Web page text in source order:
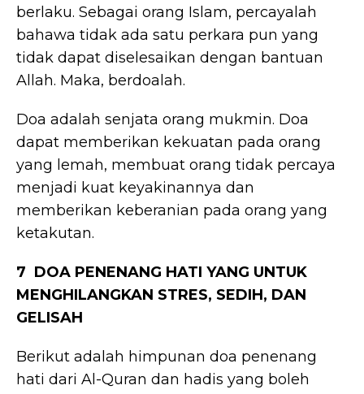
berlaku. Sebagai orang Islam, percayalah
bahawa tidak ada satu perkara pun yang
tidak dapat diselesaikan dengan bantuan
Allah. Maka, berdoalah.
Doa adalah senjata orang mukmin. Doa
dapat memberikan kekuatan pada orang
yang lemah, membuat orang tidak percaya
menjadi kuat keyakinannya dan
memberikan keberanian pada orang yang
ketakutan.
7 DOA PENENANG HATI YANG UNTUK
MENGHILANGKAN STRES, SEDIH, DAN
GELISAH
Berikut adalah himpunan doa penenang
hati dari Al-Quran dan hadis yang boleh